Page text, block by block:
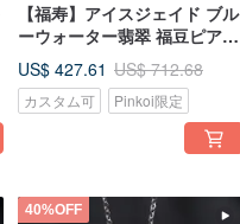
【福寿】アイスジェイド ブル
ーウォーター翡翠 福豆ピアス
925 スターリングシルバー |
天然 A 貨翡翠 | ギフトに
US$ 427.61 US$ 712.68
カスタム可 Pinkoi限定
40%OFF